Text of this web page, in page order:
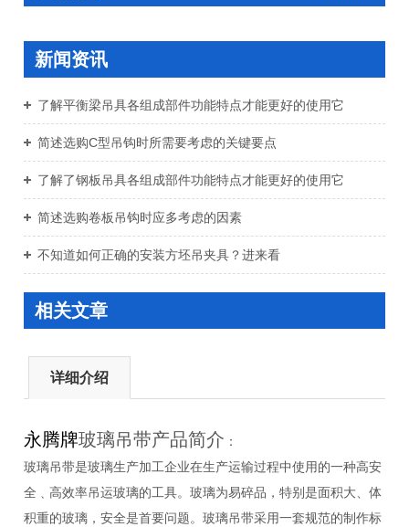
新闻资讯
了解平衡梁吊具各组成部件功能特点才能更好的使用它
简述选购C型吊钩时所需要考虑的关键要点
了解了钢板吊具各组成部件功能特点才能更好的使用它
简述选购卷板吊钩时应多考虑的因素
不知道如何正确的安装方坯吊夹具？进来看
相关文章
详细介绍
永腾牌玻璃吊带产品简介 ：
玻璃吊带是玻璃生产加工企业在生产运输过程中使用的一种高安
全﹑高效率吊运玻璃的工具。玻璃为易碎品，特别是面积大、体
积重的玻璃，安全是首要问题。玻璃吊带采用一套规范的制作标